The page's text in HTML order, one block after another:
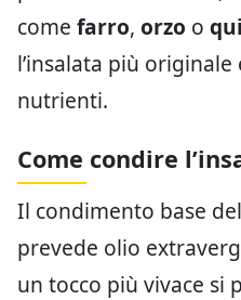
come farro, orzo o
l’insalata più
nutrienti.
Come condire
Il condimento base
prevede olio
un tocco più vivace si